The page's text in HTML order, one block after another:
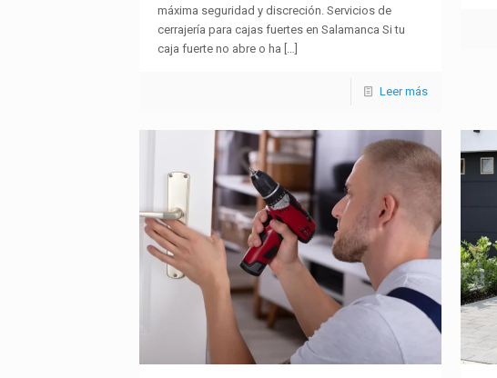
máxima seguridad y discreción. Servicios de
cerrajería para cajas fuertes en Salamanca Si tu
caja fuerte no abre o ha […]
Leer más